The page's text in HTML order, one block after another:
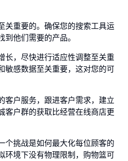
关重要的。确保您的搜索工具运
他们需要的产品。
长，尽快进行适应性调整至关重
敏感数据至关重要，这对您的可
客户服务，跟进客户需求，建立
客户群的获取比经营在线商店更
个挑战是如何最大化每位顾客的
环境下没有物理限制，购物篮可